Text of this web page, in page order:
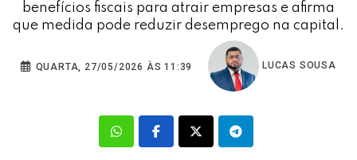
benefícios fiscais para atrair empresas e afirma
que medida pode reduzir desemprego na capital.
QUARTA, 27/05/2026 ÀS 11:39 LUCAS SOUSA